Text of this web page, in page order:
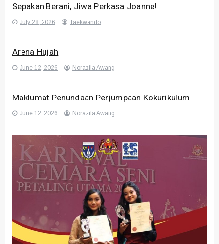
Sepakan Berani, Jiwa Perkasa Joanne!
July 28, 2026 Taekwando
Arena Hujah
June 12, 2026 Norazila Awang
Maklumat Penundaan Perjumpaan Kokurikulum
June 12, 2026 Norazila Awang